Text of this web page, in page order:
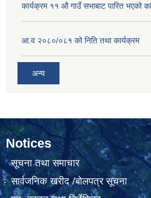
कार्यक्रम ११ औ गाउँ सभाबाट पारित भएको
आ.व २०८०/०८१ को निति तथा कार्यक्रम
अन्य
Notices
सूचना तथा समाचार
सार्वजनिक खरीद /बोलपत्र सूचना